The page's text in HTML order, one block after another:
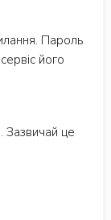
Пароль
його
Зазвичай це